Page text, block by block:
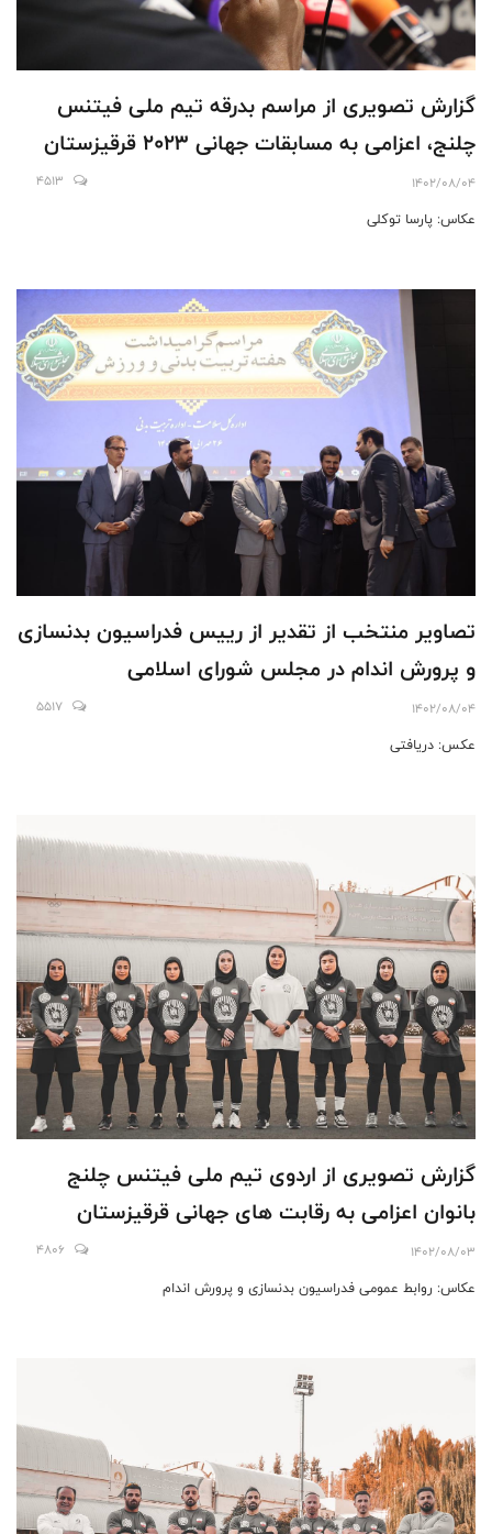
گزارش تصویری از مراسم بدرقه تیم ملی فیتنس
چلنج، اعزامی به مسابقات جهانی ۲۰۲۳ قرقیزستان
1402/08/04
4513
عکاس: پارسا توکلی
تصاویر منتخب از تقدیر از رییس فدراسیون بدنسازی
و پرورش اندام در مجلس شورای اسلامی
1402/08/04
5517
عکس: دریافتی
گزارش تصویری از اردوی تیم ملی فیتنس چلنج
بانوان اعزامی به رقابت های جهانی قرقیزستان
1402/08/03
4806
عکاس: روابط عمومی فدراسیون بدنسازی و پرورش اندام